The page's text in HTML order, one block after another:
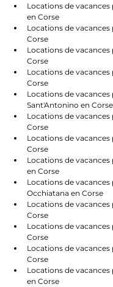
Locations de
en Corse
Locations de vacances
Corse
Locations de vacances
Corse
Locations de vacances
Corse
Locations de vacances
Sant'Antonino en Corse
Locations de vacances
Corse
Locations de vacances
Corse
Locations de vacances
en Corse
Locations de vacances
Occhiatana en Corse
Locations de vacances
Corse
Locations de vacances
Corse
Locations de vacances
Corse
Locations de vacances
en Corse